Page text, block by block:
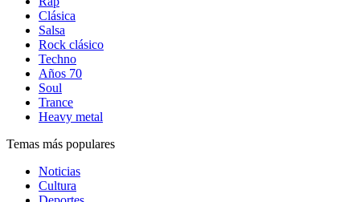
Clásica
Salsa
Rock clásico
Techno
Años 70
Soul
Trance
Heavy metal
Temas más populares
Noticias
Cultura